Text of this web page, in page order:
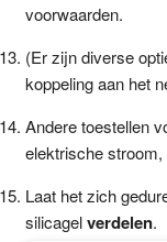
voorwaarden.
(Er zijn diverse
koppeling aan het
Andere toestellen
elektrische
Laat het zich
silicagelverdelen.